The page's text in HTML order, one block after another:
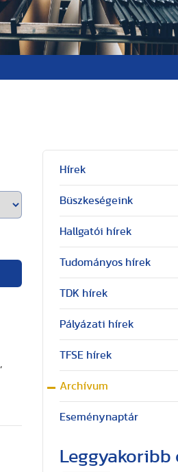
Hírek
Büszkeségeink
Hallgatói hírek
Tudományos hírek
TDK hírek
Pályázati hírek
TFSE hírek
Archívum
Eseménynaptár
Leggyakoribb